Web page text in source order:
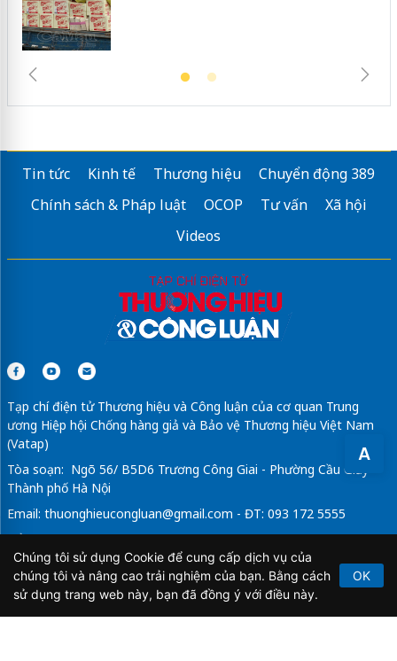
A
Tin tức Kinh tế Thương hiệu
Chuyển động 389
Chính sách & Pháp luật
OCOP Tư vấn
Xã hội
Videos
Tạp chí điện tử Thương hiệu và Công luận của cơ quan Trung
ương Hiệp hội Chống hàng giả và Bảo vệ Thương hiệu Việt Nam
(Vatap)
Tòa soạn: Ngõ 56/ B5D6 Trương Công Giai - Phường Cầu Giấy -
Thành phố Hà Nội
Email: thuonghieucongluan@gmail.com - ĐT: 093 172 5555
Tổng Biên Tập: Vũ Đức Thuận
Giấy phép hoạt động báo chí điện tử số 64/GP-BTTTT do Bộ
Thông tin và Truyền thông cấp ngày 21/2/2020.
Chúng tôi sử dụng Cookie để cung cấp dịch vụ của
chúng tôi và nâng cao trải nghiệm của bạn. Bằng cách
sử dụng trang web này, bạn đã đồng ý với điều này.
OK